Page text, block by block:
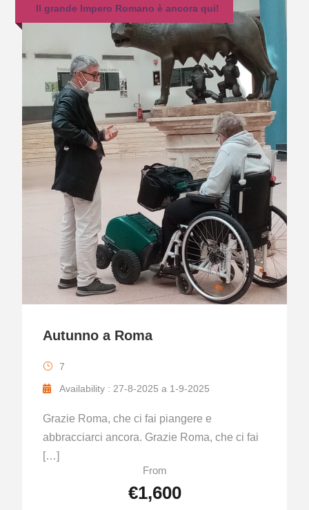
Il grande Impero Romano è ancora qui!
Autunno a Roma
7
Availability : 27-8-2025 a 1-9-2025
Grazie Roma, che ci fai piangere e
abbracciarci ancora. Grazie Roma, che ci fai
[…]
From
€1,600